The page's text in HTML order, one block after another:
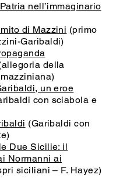
nell’immaginario
di Mazzini (primo
Garibaldi)
della
un eroe
con sciabola e
(Garibaldi con
Due Sicilie: il
Normanni ai
siciliani – F. Hayez)